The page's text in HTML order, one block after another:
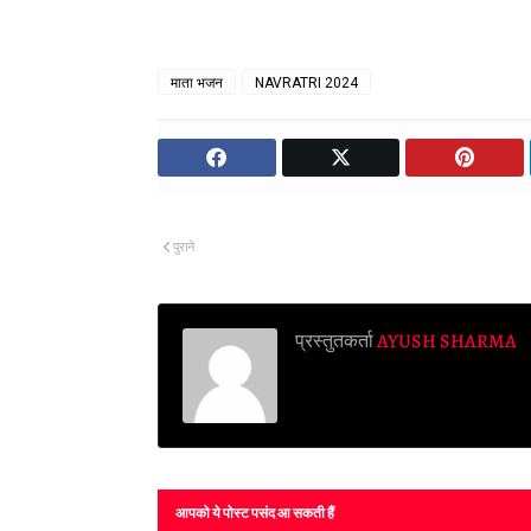
माता भजन NAVRATRI 2024
पुराने
प्रस्तुतकर्ताAYUSH SHARMA
आपको ये पोस्ट पसंद आ सकती हैं